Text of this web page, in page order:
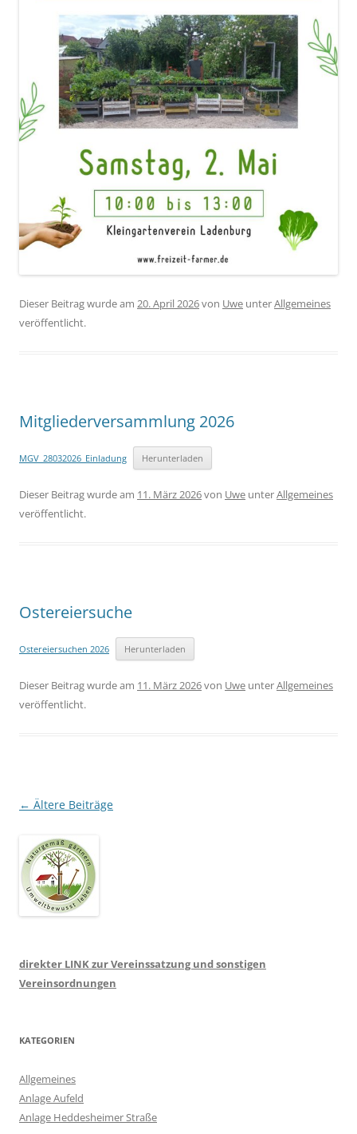
Dieser Beitrag wurde am 20. April 2026von Uwe unterAllgemeines
veröffentlicht.
Mitgliederversammlung 2026
MGV_28032026_Einladung Herunterladen
Dieser Beitrag wurde am 11. März 2026von Uwe unterAllgemeines
veröffentlicht.
Ostereiersuche
Ostereiersuchen 2026 Herunterladen
Dieser Beitrag wurde am 11. März 2026von Uwe unterAllgemeines
veröffentlicht.
Beitragsnavigation
← Ältere Beiträge
direkter LINK zur Vereinssatzung und sonstigen
Vereinsordnungen
KATEGORIEN
Allgemeines
Anlage Aufeld
Anlage Heddesheimer Straße